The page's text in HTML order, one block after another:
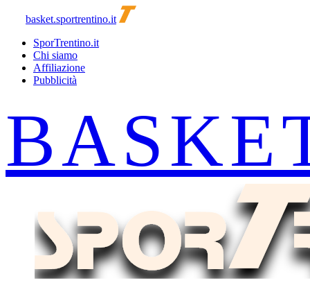
basket.sportrentino.it
SporTrentino.it
Chi siamo
Affiliazione
Pubblicità